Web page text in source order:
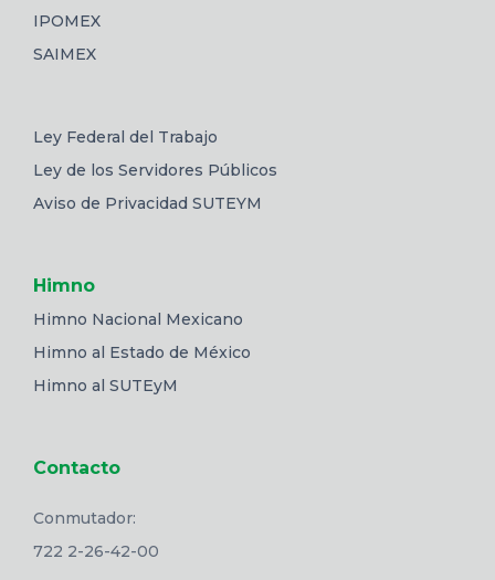
IPOMEX
SAIMEX
Ley Federal del Trabajo
Ley de los Servidores Públicos
Aviso de Privacidad SUTEYM
Himno
Himno Nacional Mexicano
Himno al Estado de México
Himno al SUTEyM
Contacto
Conmutador:
722 2-26-42-00